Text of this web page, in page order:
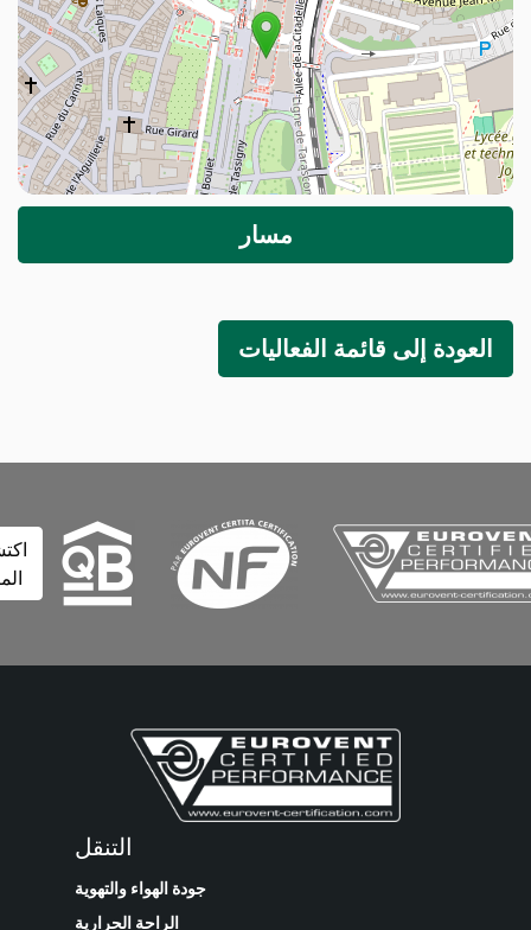
مسار
إلى قائمة الفعاليات
اكتشف
المزيد
التنقل
جودة الهواء والتهوية
الراحة الحرارية